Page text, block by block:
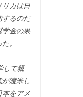
リカは日
するのだ
学金の果
。
して親
が渡米し
本をアメ